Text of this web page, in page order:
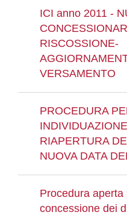
ICI anno 2011 -
RISCOSSIONE-
VERSAMENTO
PROCEDURA
RIAPERTURA
NUOVA DATA
Procedura aperta
concessione dei